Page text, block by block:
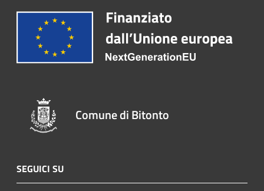
Comune di Bitonto
SEGUICI SU